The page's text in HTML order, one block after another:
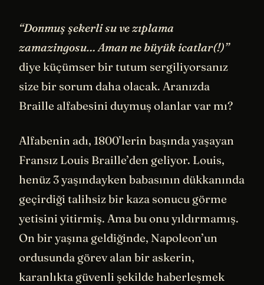
“Donmuş şekerli su ve zıplama
zamazingosu… Aman ne büyük icatlar(!)”
diye küçümser bir tutum sergiliyorsanız
size bir sorum daha olacak. Aranızda
Braille alfabesini duymuş olanlar var mı?
Alfabenin adı, 1800’lerin başında yaşayan
Fransız Louis Braille’den geliyor. Louis,
henüz 3 yaşındayken babasının dükkanında
geçirdiği talihsiz bir kaza sonucu görme
yetisini yitirmiş. Ama bu onu yıldırmamış.
On bir yaşına geldiğinde, Napoleon’un
ordusunda görev alan bir askerin,
karanlıkta güvenli şekilde haberleşmek